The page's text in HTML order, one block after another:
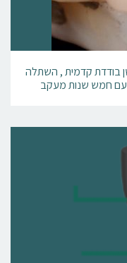
בודדת קדמית , השתלה
עם חמש שנות מעקב